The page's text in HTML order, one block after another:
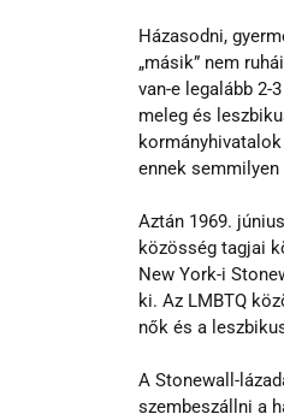
Házasodni,
„másik” nem
van-e legalább 2-
meleg és
ennek
Aztán 1969.
közösség tagjai
New York-i
ki. Az LMBTQ
nők és a
A Stonewall-
szembeszállni a